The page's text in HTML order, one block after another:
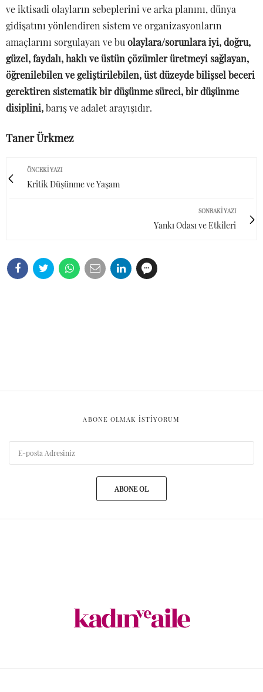
ve iktisadi olayların sebeplerini ve arka planını, dünya
gidişatını yönlendiren sistem ve organizasyonların
amaçlarını sorgulayan ve bu olaylara/sorunlara iyi, doğru,
güzel, faydalı, haklı ve üstün çözümler üretmeyi sağlayan,
öğrenilebilen ve geliştirilebilen, üst düzeyde bilişsel beceri
gerektiren sistematik bir düşünme süreci, bir düşünme
disiplini,barış ve adalet arayışıdır.
Taner Ürkmez
ÖNCEKI YAZI
Kritik Düşünme ve Yaşam
SONRAKI YAZI
Yankı Odası ve Etkileri
ABONE OLMAK ISTIYORUM
ABONE OL